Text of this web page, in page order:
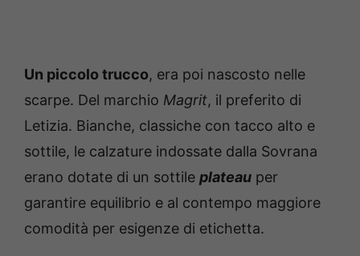
Un piccolo trucco, era poi nascosto nelle
scarpe. Del marchio Magrit, il preferito di
Letizia. Bianche, classiche con tacco alto e
sottile, le calzature indossate dalla Sovrana
erano dotate di un sottile plateau per
garantire equilibrio e al contempo maggiore
comodità per esigenze di etichetta.